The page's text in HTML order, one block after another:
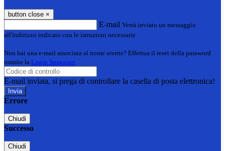
button close ×
E-mail Verrà inviato un messaggio
all'indirizzo indicato con le istruzioni necessarie.
Non hai una e-mail associata al nome utente? Effettua il reset della password
tramite la Login Spaggiari
E-mail inviata, si prega di controllare la casella di posta elettronica!
Errore
Chiudi
Successo
Chiudi